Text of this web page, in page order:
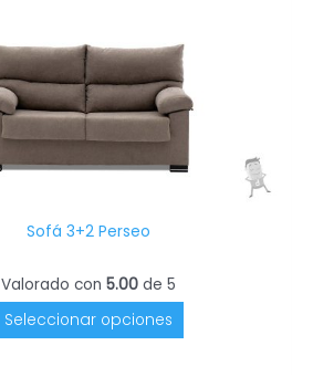
Sofá 3+2 Perseo
Valorado con 5.00de 5
Seleccionar opciones
la
página
de